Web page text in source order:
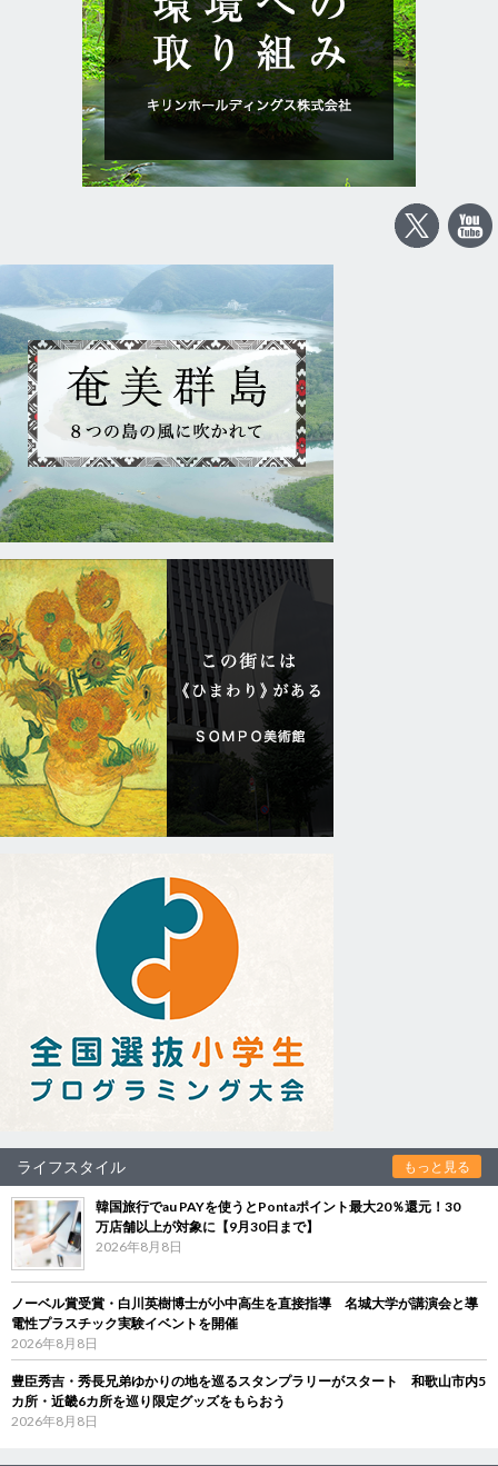
ライフスタイル もっと見る
韓国旅行でau PAYを使うとPontaポイント最大20％還元！30
万店舗以上が対象に【9月30日まで】
2026年8月8日
ノーベル賞受賞・白川英樹博士が小中高生を直接指導 名城大学が講演会と導
電性プラスチック実験イベントを開催
2026年8月8日
豊臣秀吉・秀長兄弟ゆかりの地を巡るスタンプラリーがスタート 和歌山市内5
カ所・近畿6カ所を巡り限定グッズをもらおう
2026年8月8日